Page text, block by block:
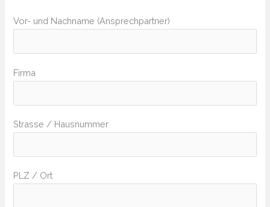
Vor- und Nachname (Ansprechpartner)
Firma
Strasse / Hausnummer
PLZ / Ort